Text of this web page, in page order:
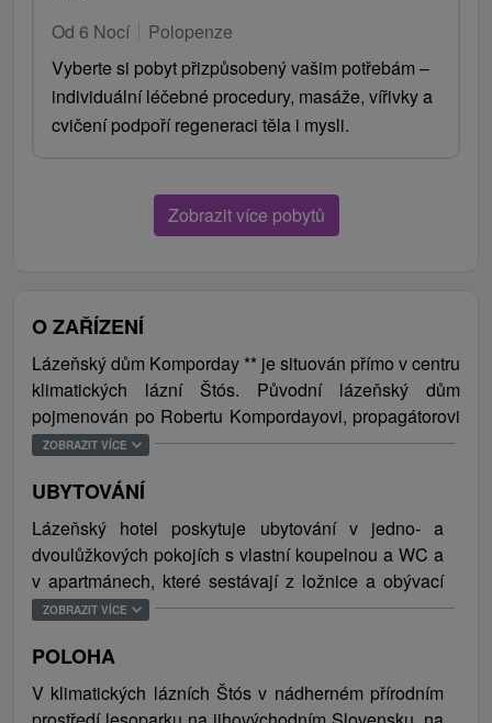
Od 6 Nocí
Polopenze
Vyberte si pobyt přizpůsobený vašim potřebám –
individuální léčebné procedury, masáže, vířivky a
cvičení podpoří regeneraci těla i mysli.
Zobrazit více pobytů
O ZAŘÍZENÍ
Lázeňský dům Komporday ** je situován přímo v centru
klimatických lázní Štós. Původní lázeňský dům
pojmenován po Robertu Kompordayovi, propagátorovi
myšlenky založení lázní, byl vybudován v roce 1934,
Komporday nabízí ubytování v jedno a dvoulůžkových
pokojích a apartmánech, nachází se zde restaurace,
kavárna s velkoplošným televizorem, školící místnost a
salonek, nově vybudovaný Vitální vodní svět s
plaveckým bazénem, ​​ale i fitness centrum. Pod jednou
střechou se zde poskytuje velké množství relaxačních
a léčebných procedur. Kromě klimatoterapie je hlavní
léčebnou metodou vodoléčba založená na Kneipově i
Priessnitzově metodě. Léčivé klima, která má typické
ZOBRAZIT VÍCE
UBYTOVÁNÍ
Lázeňský hotel poskytuje ubytování v jedno- a
dvoulůžkových pokojích s vlastní koupelnou a WC a
v apartmánech, které sestávají z ložnice a obývací
místnosti a do jejich vybavení patří i TV, rádio a
ZOBRAZIT VÍCE
POLOHA
V klimatických lázních Štós v nádherném přírodním